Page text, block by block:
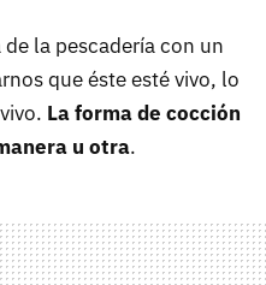
la pescadería con un
que éste esté vivo, lo
La forma de cocción
u otra.